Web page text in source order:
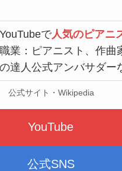
YouTubeで人気のピアニ
職業：ピアニスト、作曲
の達人公式アンバサダー
公式サイト・Wikipedia
YouTube
公式SNS